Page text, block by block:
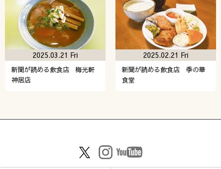
新聞が読める飲食店 梅光軒
神居店
2025.03.21 Fri
新聞が読める飲食店 季の華
食堂
2025.02.21 Fri